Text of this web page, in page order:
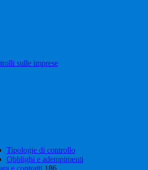
sulle imprese
Tipologie di controllo
Obblighi e adempimenti